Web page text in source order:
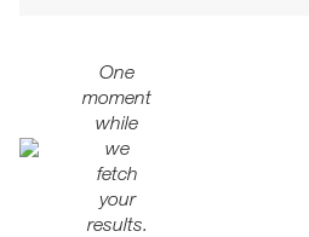
One
moment
while
we
fetch
your
results.